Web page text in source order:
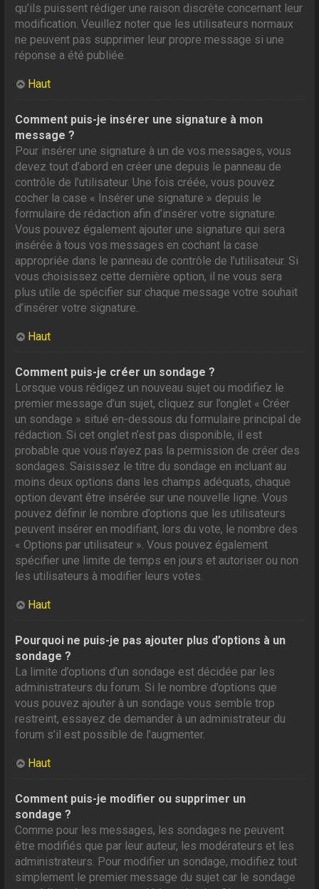
qu’ils puissent rédiger une raison discrète concernant leur
modification. Veuillez noter que les utilisateurs normaux
ne peuvent pas supprimer leur propre message si une
réponse a été publiée.
Haut
Comment puis-je insérer une signature à mon
message ?
Pour insérer une signature à un de vos messages, vous
devez tout d’abord en créer une depuis le panneau de
contrôle de l’utilisateur. Une fois créée, vous pouvez
cocher la case « Insérer une signature » depuis le
formulaire de rédaction afin d’insérer votre signature.
Vous pouvez également ajouter une signature qui sera
insérée à tous vos messages en cochant la case
appropriée dans le panneau de contrôle de l’utilisateur. Si
vous choisissez cette dernière option, il ne vous sera
plus utile de spécifier sur chaque message votre souhait
d’insérer votre signature.
Haut
Comment puis-je créer un sondage ?
Lorsque vous rédigez un nouveau sujet ou modifiez le
premier message d’un sujet, cliquez sur l’onglet « Créer
un sondage » situé en-dessous du formulaire principal de
rédaction. Si cet onglet n’est pas disponible, il est
probable que vous n’ayez pas la permission de créer des
sondages. Saisissez le titre du sondage en incluant au
moins deux options dans les champs adéquats, chaque
option devant être insérée sur une nouvelle ligne. Vous
pouvez définir le nombre d’options que les utilisateurs
peuvent insérer en modifiant, lors du vote, le nombre des
« Options par utilisateur ». Vous pouvez également
spécifier une limite de temps en jours et autoriser ou non
les utilisateurs à modifier leurs votes.
Haut
Pourquoi ne puis-je pas ajouter plus d’options à un
sondage ?
La limite d’options d’un sondage est décidée par les
administrateurs du forum. Si le nombre d’options que
vous pouvez ajouter à un sondage vous semble trop
restreint, essayez de demander à un administrateur du
forum s’il est possible de l’augmenter.
Haut
Comment puis-je modifier ou supprimer un
sondage ?
Comme pour les messages, les sondages ne peuvent
être modifiés que par leur auteur, les modérateurs et les
administrateurs. Pour modifier un sondage, modifiez tout
simplement le premier message du sujet car le sondage